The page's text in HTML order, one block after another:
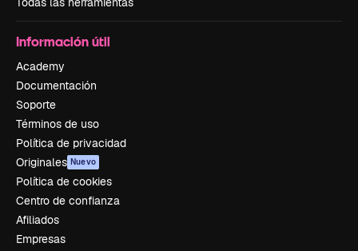
Información útil
Academy
Documentación
Soporte
Términos de uso
Política de privacidad
Originales Nuevo
Política de cookies
Centro de confianza
Afiliados
Empresas